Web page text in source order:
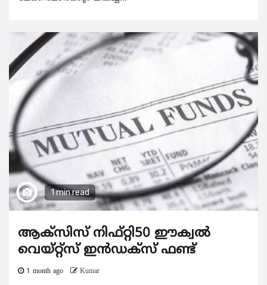
1 min read
ആക്സിസ് നിഫ്റ്റി50 ഈക്വൽ
വെയ്റ്റ്സ് ഇൻഡക്സ് ഫണ്ട്
1 month ago Kumar